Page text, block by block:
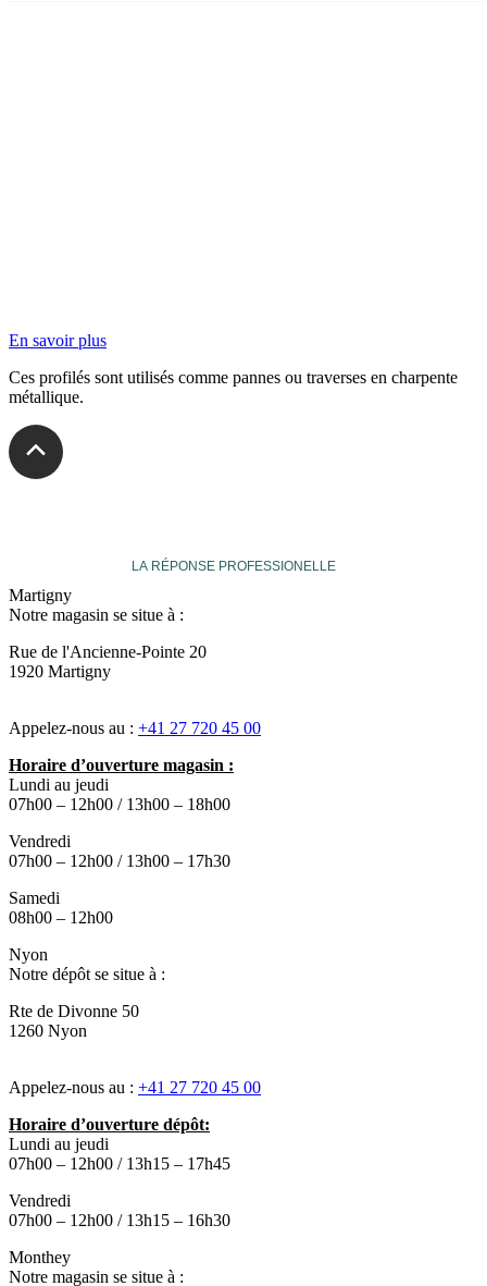
En savoir plus
Ces profilés sont utilisés comme pannes ou traverses en charpente
métallique.
LA RÉPONSE PROFESSIONELLE
Martigny
Notre magasin se situe à :
Rue de l'Ancienne-Pointe 20
1920 Martigny
Appelez-nous au : +41 27 720 45 00
Horaire d’ouverture magasin :
Lundi au jeudi
07h00 – 12h00 / 13h00 – 18h00
Vendredi
07h00 – 12h00 / 13h00 – 17h30
Samedi
08h00 – 12h00
Nyon
Notre dépôt se situe à :
Rte de Divonne 50
1260 Nyon
Appelez-nous au : +41 27 720 45 00
Horaire d’ouverture dépôt:
Lundi au jeudi
07h00 – 12h00 / 13h15 – 17h45
Vendredi
07h00 – 12h00 / 13h15 – 16h30
Monthey
Notre magasin se situe à :